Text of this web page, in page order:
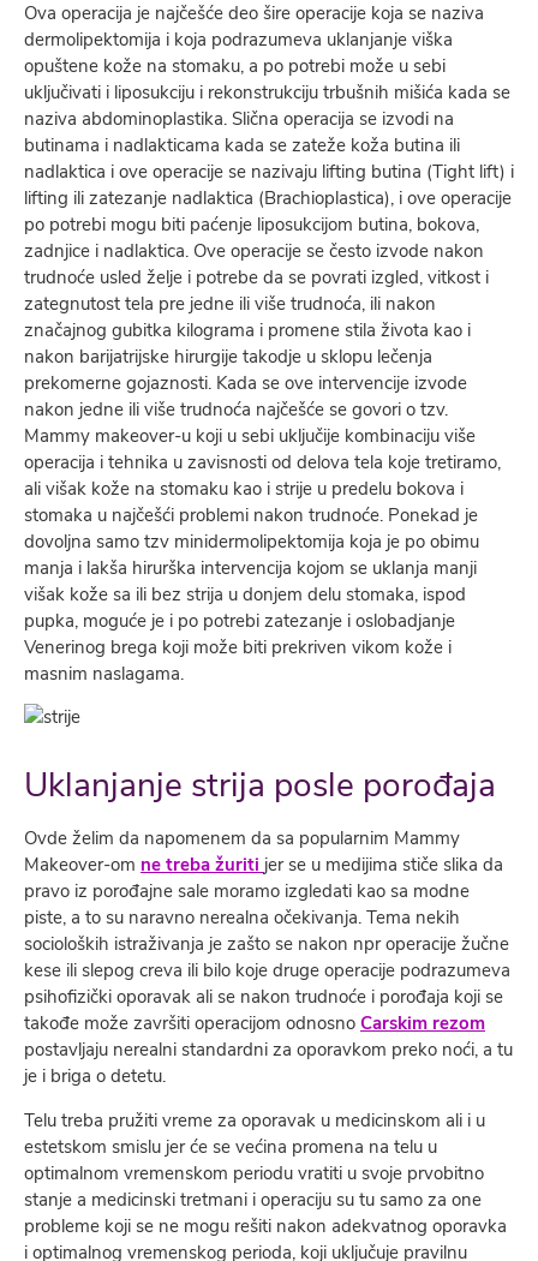
Ova operacija je najčešće deo šire operacije koja se naziva
dermolipektomija i koja podrazumeva uklanjanje viška
opuštene kože na stomaku, a po potrebi može u sebi
uključivati i liposukciju i rekonstrukciju trbušnih mišića kada se
naziva abdominoplastika. Slična operacija se izvodi na
butinama i nadlakticama kada se zateže koža butina ili
nadlaktica i ove operacije se nazivaju lifting butina (Tight lift) i
lifting ili zatezanje nadlaktica (Brachioplastica), i ove operacije
po potrebi mogu biti paćenje liposukcijom butina, bokova,
zadnjice i nadlaktica. Ove operacije se često izvode nakon
trudnoće usled želje i potrebe da se povrati izgled, vitkost i
zategnutost tela pre jedne ili više trudnoća, ili nakon
značajnog gubitka kilograma i promene stila života kao i
nakon barijatrijske hirurgije takodje u sklopu lečenja
prekomerne gojaznosti. Kada se ove intervencije izvode
nakon jedne ili više trudnoća najčešće se govori o tzv.
Mammy makeover-u koji u sebi uključije kombinaciju više
operacija i tehnika u zavisnosti od delova tela koje tretiramo,
ali višak kože na stomaku kao i strije u predelu bokova i
stomaka u najčešći problemi nakon trudnoće. Ponekad je
dovoljna samo tzv minidermolipektomija koja je po obimu
manja i lakša hirurška intervencija kojom se uklanja manji
višak kože sa ili bez strija u donjem delu stomaka, ispod
pupka, moguće je i po potrebi zatezanje i oslobadjanje
Venerinog brega koji može biti prekriven vikom kože i
masnim naslagama.
Uklanjanje strija posle porođaja
Ovde želim da napomenem da sa popularnim Mammy
Makeover-om ne treba žuriti jer se u medijima stiče slika da
pravo iz porođajne sale moramo izgledati kao sa modne
piste, a to su naravno nerealna očekivanja. Tema nekih
socioloških istraživanja je zašto se nakon npr operacije žučne
kese ili slepog creva ili bilo koje druge operacije podrazumeva
psihofizički oporavak ali se nakon trudnoće i porođaja koji se
takođe može završiti operacijom odnosno Carskim rezom
postavljaju nerealni standardni za oporavkom preko noći, a tu
je i briga o detetu.
Telu treba pružiti vreme za oporavak u medicinskom ali i u
estetskom smislu jer će se većina promena na telu u
optimalnom vremenskom periodu vratiti u svoje prvobitno
stanje a medicinski tretmani i operaciju su tu samo za one
probleme koji se ne mogu rešiti nakon adekvatnog oporavka
i optimalnog vremenskog perioda, koji uključuje pravilnu